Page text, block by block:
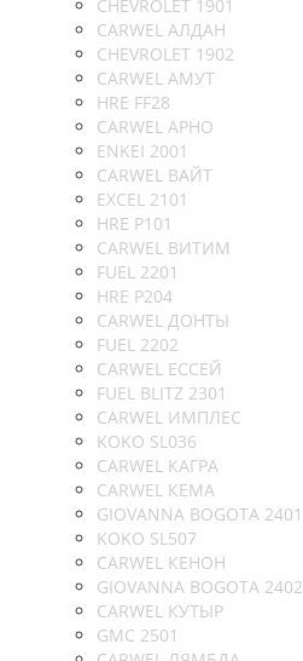
CHEVROLET 1901
CARWEL АЛДАН
CHEVROLET 1902
CARWEL АМУТ
HRE FF28
CARWEL АРНО
ENKEI 2001
CARWEL ВАЙТ
EXCEL 2101
HRE P101
CARWEL ВИТИМ
FUEL 2201
HRE P204
CARWEL ДОНТЫ
FUEL 2202
CARWEL ЕССЕЙ
FUEL BLITZ 2301
CARWEL ИМПЛЕС
KOKO SL036
CARWEL КАГРА
CARWEL КЕМА
GIOVANNA BOGOTA 2401
KOKO SL507
CARWEL КЕНОН
GIOVANNA BOGOTA 2402
CARWEL КУТЫР
GMC 2501